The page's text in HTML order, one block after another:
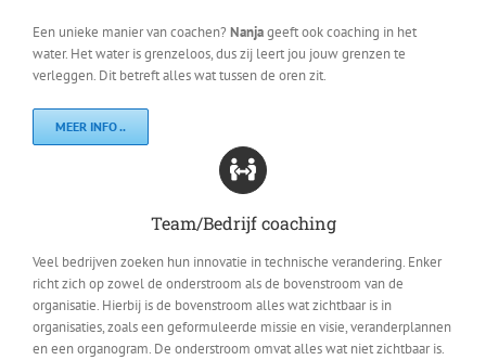
Een unieke manier van coachen? Nanjageeft ook coaching in het
water. Het water is grenzeloos, dus zij leert jou jouw grenzen te
verleggen. Dit betreft alles wat tussen de oren zit.
MEER INFO ..
Team/Bedrijf coaching
Veel bedrijven zoeken hun innovatie in technische verandering. Enker
richt zich op zowel de onderstroom als de bovenstroom van de
organisatie. Hierbij is de bovenstroom alles wat zichtbaar is in
organisaties, zoals een geformuleerde missie en visie, veranderplannen
en een organogram. De onderstroom omvat alles wat niet zichtbaar is.